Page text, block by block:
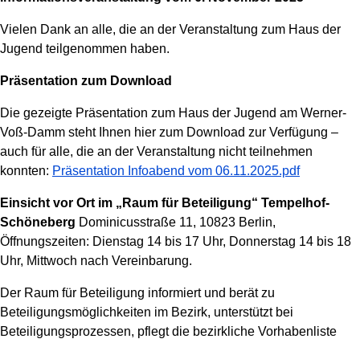
Vielen Dank an alle, die an der Veranstaltung zum Haus der
Jugend teilgenommen haben.
Präsentation zum Download
Die gezeigte Präsentation zum Haus der Jugend am Werner-
Voß-Damm steht Ihnen hier zum Download zur Verfügung –
auch für alle, die an der Veranstaltung nicht teilnehmen
konnten: Präsentation Infoabend vom 06.11.2025.pdf
Einsicht vor Ort im „Raum für Beteiligung“ Tempelhof-
Schöneberg Dominicusstraße 11, 10823 Berlin,
Öffnungszeiten: Dienstag 14 bis 17 Uhr, Donnerstag 14 bis 18
Uhr, Mittwoch nach Vereinbarung.
Der Raum für Beteiligung informiert und berät zu
Beteiligungsmöglichkeiten im Bezirk, unterstützt bei
Beteiligungsprozessen, pflegt die bezirkliche Vorhabenliste